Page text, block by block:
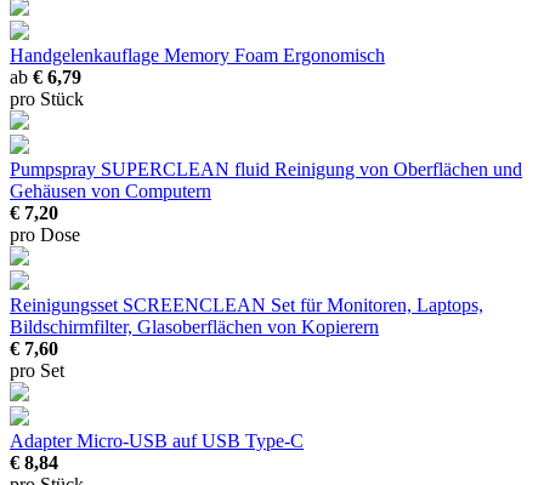
Handgelenkauflage Memory Foam Ergonomisch
ab € 6,79
pro Stück
Pumpspray SUPERCLEAN fluid Reinigung von Oberflächen und
Gehäusen von Computern
€ 7,20
pro Dose
Reinigungsset SCREENCLEAN Set für Monitoren, Laptops,
Bildschirmfilter, Glasoberflächen von Kopierern
€ 7,60
pro Set
Adapter Micro-USB auf USB Type-C
€ 8,84